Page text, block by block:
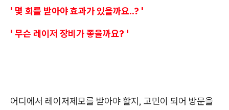
' 몇 회를 받아야 효과가 있을까요..? '
' 무슨 레이저 장비가 좋을까요? '
어디에서 레이저제모를 받아야 할지, 고민이 되어 방문을